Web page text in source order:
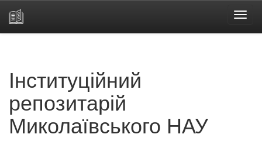
Інституційний
репозитарій
Миколаївського НАУ